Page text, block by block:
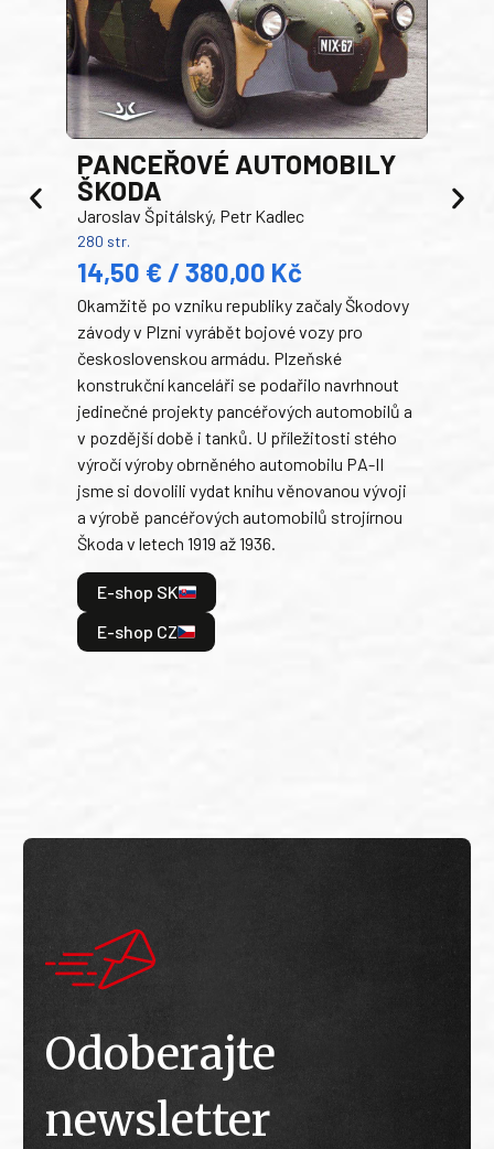
PANCEŘOVÉ AUTOMOBILY
ŠKODA
Jaroslav Špitálský, Petr Kadlec
280 str.
14,50 € / 380,00 Kč
Okamžitě po vzniku republiky začaly Škodovy
závody v Plzni vyrábět bojové vozy pro
československou armádu. Plzeňské
konstrukční kanceláři se podařilo navrhnout
jedinečné projekty pancéřových automobilů a
v pozdější době i tanků. U příležitosti stého
výročí výroby obrněného automobilu PA-II
jsme si dovolili vydat knihu věnovanou vývoji
a výrobě pancéřových automobilů strojírnou
Škoda v letech 1919 až 1936.
E-shop SK
E-shop CZ
Odoberajte
newsletter